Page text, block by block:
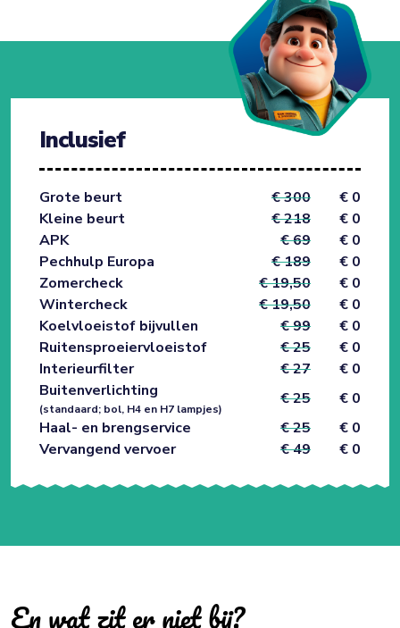
Inclusief
Grote beurt € 300
€ 0
Kleine beurt
€ 218
€ 0
APK
€ 69
€ 0
Pechhulp Europa
€ 189
€ 0
Zomercheck
€ 19,50
€ 0
Wintercheck
€ 19,50
€ 0
Koelvloeistof bijvullen
€ 99
€ 0
Ruitensproeiervloeistof
€ 25
€ 0
Interieurfilter
€ 27
€ 0
Buitenverlichting
(standaard; bol, H4 en H7 lampjes)
€ 25
€ 0
Haal- en brengservice
€ 25
€ 0
Vervangend vervoer
€ 49 € 0
En wat zit er niet bij?